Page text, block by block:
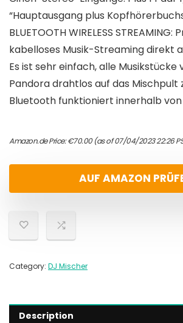
“Hauptausgang plus
BLUETOOTH WIRELESS
kabelloses Musik-Streaming direkt
Es ist sehr einfach, alle Musikstücke
Pandora drahtlos auf das Mischpult
Bluetooth funktioniert innerhalb von
Amazon.de Price:€70.00(as of 07/04/2023 22:26
AUF AMAZON
Category: DJ Mischer
Description